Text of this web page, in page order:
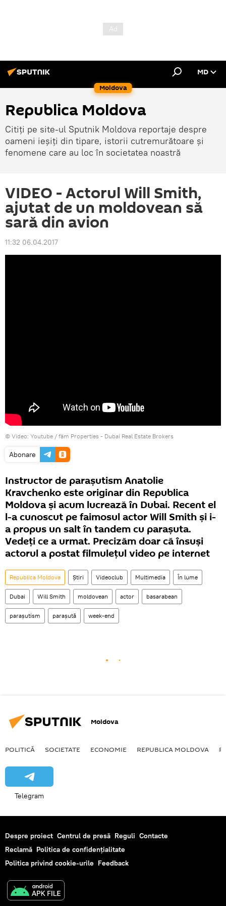
Moldova
MD
Republica Moldova
Citiți pe site-ul Sputnik Moldova reportaje despre
oameni ieșiți din tipare, istorii cutremurătoare și
fenomene care au loc în societatea noastră
VIDEO - Actorul Will Smith,
ajutat de un moldovean să
sară din avion
11:32 06.04.2017
© Video: Youtube / fäm Properties - Dubai Real Estate Brokers
Abonare
Instructor de parașutism Anatolie
Kravchenko este originar din Republica
Moldova și acum lucrează în Dubai. Recent el
l-a cunoscut pe faimosul actor Will Smith și i-
a propus un salt în tandem cu parașuta.
Vedeți ce a urmat. Precizăm doar că însuși
actorul a postat filmulețul video pe internet
Republica Moldova Știri Videoclub Multimedia În lume
Dubai Will Smith moldovean actor basarabean
parașutism parașută week-end
Moldova
POLITICĂ SOCIETATE ECONOMIE REPUBLICA MOLDOVA
Telegram
Despre proiect Centrul de presă Reguli Contacte
Reclamă Politica de confidențialitate
Politica privind cookie-urile Feedback